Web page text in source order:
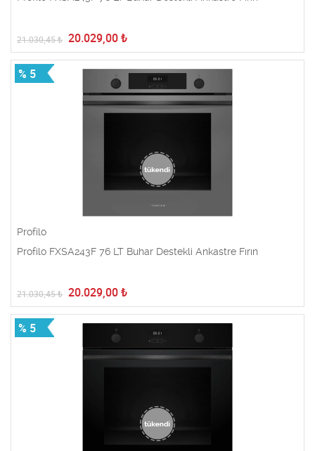
21.030,45₺ 20.029,00 ₺
% 5
Profilo
Profilo FXSA243F 76 LT Buhar Destekli Ankastre Fırın
21.030,45₺ 20.029,00 ₺
% 5